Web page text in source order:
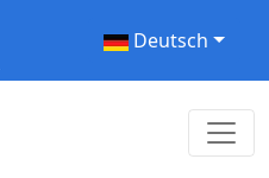
Deutsch